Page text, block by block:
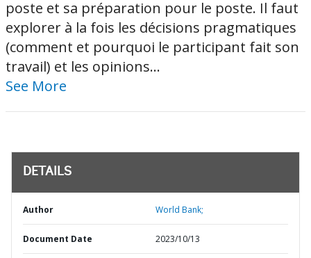
poste et sa préparation pour le poste. Il faut
explorer à la fois les décisions pragmatiques
(comment et pourquoi le participant fait son
travail) et les opinions...
See More
DETAILS
Author World Bank;
Document Date 2023/10/13